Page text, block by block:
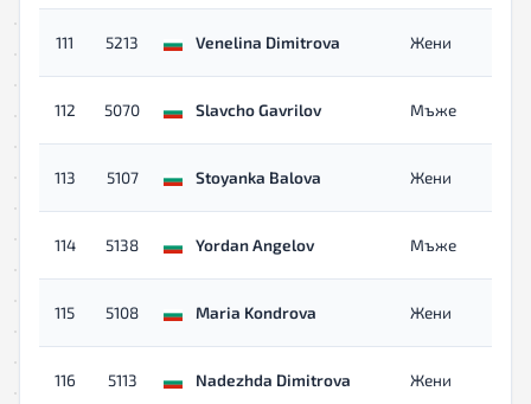
111 5213 Venelina Dimitrova Жени
112 5070 Slavcho Gavrilov Мъже
113 5107 Stoyanka Balova Жени
114 5138 Yordan Angelov Мъже
115 5108 Maria Kondrova Жени
116 5113 Nadezhda Dimitrova Жени